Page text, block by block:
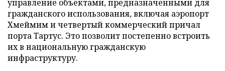
управление объектами, предназначенными для
гражданского использования, включая аэропорт
Хмеймим и четвертый коммерческий причал
порта Тартус. Это позволит постепенно встроить
их в национальную гражданскую
инфраструктуру.